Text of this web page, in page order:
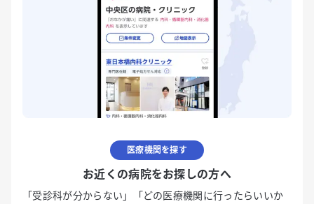
医療機関を探す
お近くの病院をお探しの方へ
「受診科が分からない」「どの医療機関に行ったらいいか